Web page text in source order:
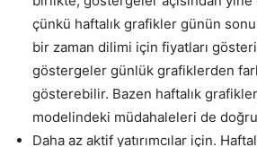
çünkü haftalık grafikler günün
bir zaman dilimi için fiyatları
göstergeler günlük grafiklerden
gösterebilir. Bazen haftalık
modelindeki müdahaleleri de
Daha az aktif yatırımcılar için.